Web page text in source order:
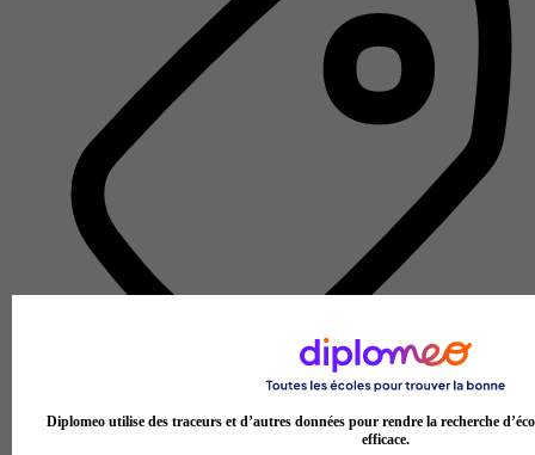
École de droit et des métiers juridiques
Voir l’établissement
Diplomeo utilise des traceurs et d’autres données pour rendre la recherche
efficace.